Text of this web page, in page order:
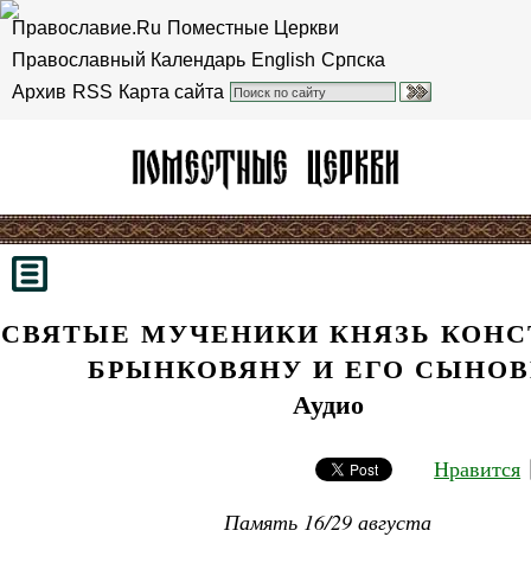
Православие.Ru Поместные Церкви
Православный Календарь English Српска
Архив RSS Карта сайта
СВЯТЫЕ МУЧЕНИКИ КНЯЗЬ
БРЫНКОВЯНУ И ЕГО
Аудио
Нравится
Память 16/29 августа